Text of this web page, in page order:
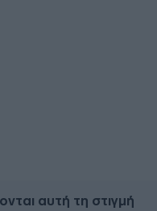
αυτή τη στιγμή